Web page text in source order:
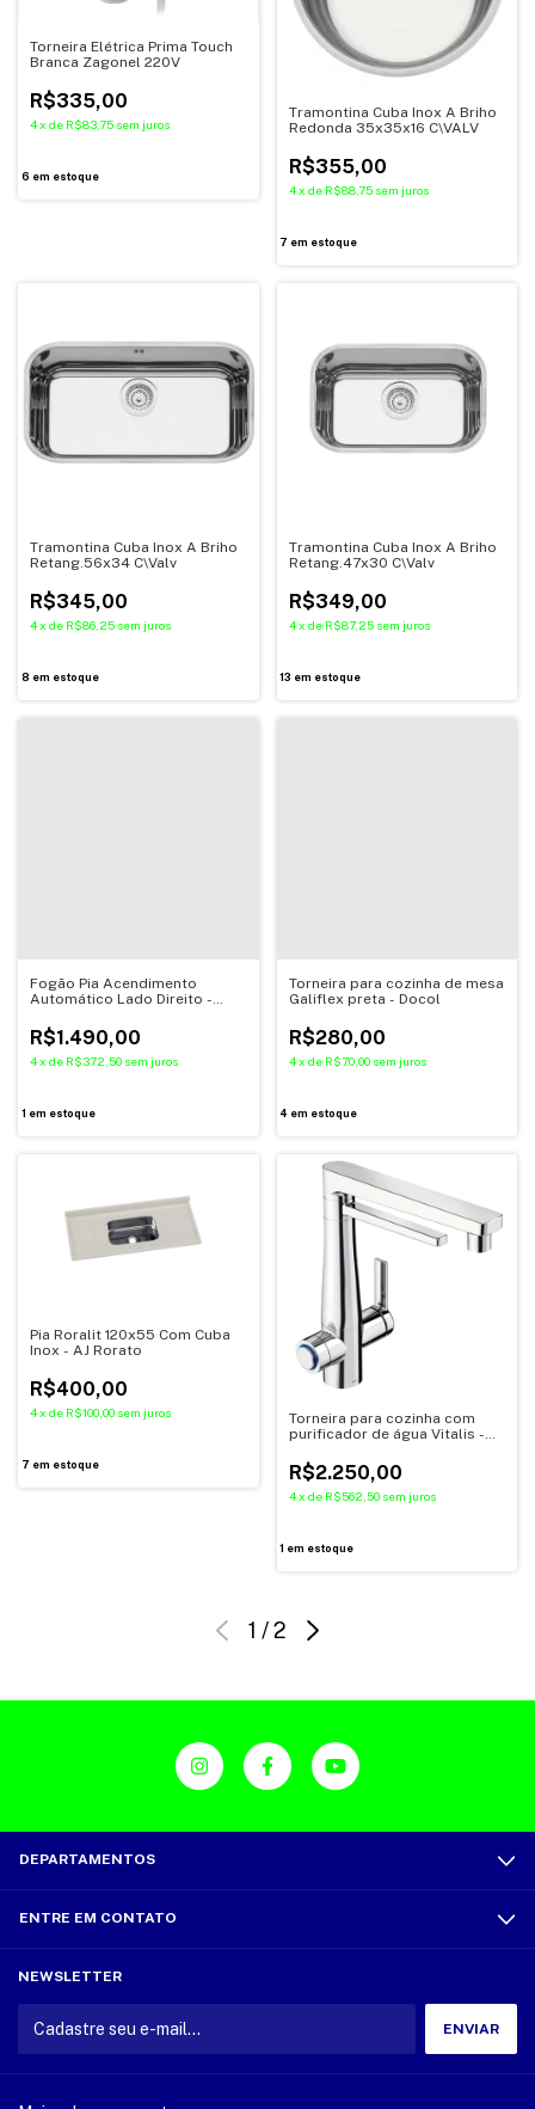
Torneira Elétrica Prima Touch
Branca Zagonel 220V
R$335,00
4x de R$83,75 sem juros
6 em estoque
Tramontina Cuba Inox A Briho
Redonda 35x35x16 C\VALV
R$355,00
4 x de R$88,75 sem juros
7 em estoque
Tramontina Cuba Inox A Briho
Retang.56x34 C\Valv
R$345,00
4x de R$86,25 sem juros
8 em estoque
Tramontina Cuba Inox A Briho
Retang.47x30 C\Valv
R$349,00
4 x de R$87,25 sem juros
13 em estoque
Fogão Pia Acendimento
Automático Lado Direito -
R$1.490,00
4x de R$372,50 sem juros
1 em estoque
Torneira para cozinha de mesa
Galiflex preta - Docol
R$280,00
4 x de R$70,00 sem juros
4 em estoque
Pia Roralit 120x55 Com Cuba
Inox - AJ Rorato
R$400,00
4x de R$100,00 sem juros
7 em estoque
Torneira para cozinha com
purificador de água Vitalis -
R$2.250,00
4 x de R$562,50 sem juros
1 em estoque
1 /2
DEPARTAMENTOS
ENTRE EM CONTATO
NEWSLETTER